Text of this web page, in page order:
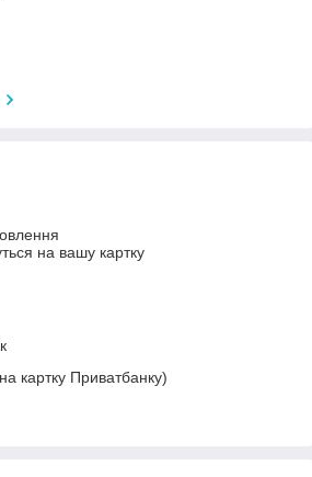
на вашу картку
картку Приватбанку)